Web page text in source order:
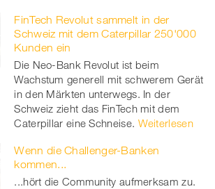
FinTech Revolut sammelt in der
Schweiz mit dem Caterpillar 250'000
Kunden ein
Die Neo-Bank Revolut ist beim
Wachstum generell mit schwerem Gerät
in den Märkten unterwegs. In der
Schweiz zieht das FinTech mit dem
Caterpillar eine Schneise. Weiterlesen
Wenn die Challenger-Banken
kommen...
...hört die Community aufmerksam zu.